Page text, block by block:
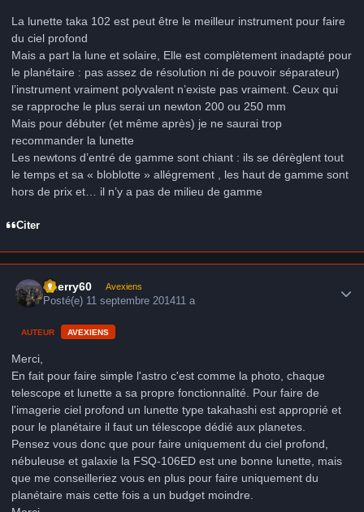
La lunette taka 102 est peut être le meilleur instrument pour faire
du ciel profond
Mais a part la lune et solaire, Elle est complètement inadapté pour
le planétaire : pas assez de résolution ni de pouvoir séparateur)
l’instrument vraiment polyvalent n’existe pas vraiment. Ceux qui
se rapproche le plus serai un newton 200 ou 250 mm
Mais pour débuter (et même après) je ne saurai trop
recommander la lunette
Les newtons d’entré de gamme sont chiant : ils se dérèglent tout
le temps et sa « bloblotte » allégrement , les haut de gamme sont
hors de prix et… il n’y a pas de milieu de gamme
Citer
thierry60 Avexiens
Posté(e) 11 septembre 201411 a
AUTEUR AVEXIENS
Merci,
En fait pour faire simple l'astro c'est comme la photo, chaque
telescope et lunette a sa propre fonctionnalité. Pour faire de
l'imagerie ciel profond un lunette type takahashi est approprié et
pour le planétaire il faut un télescope dédié aux planetes.
Pensez vous donc que pour faire uniquement du ciel profond,
nébuleuse et galaxie la FSQ-106ED est une bonne lunette, mais
que me conseilleriez vous en plus pour faire uniquement du
planétaire mais cette fois a un budget moindre.